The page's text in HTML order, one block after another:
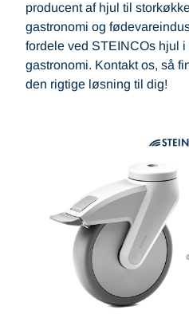
producent af hjul til
gastronomi og
fordele ved STEINCOs hjul i
gastronomi. Kontakt os, så
den rigtige løsning til dig!